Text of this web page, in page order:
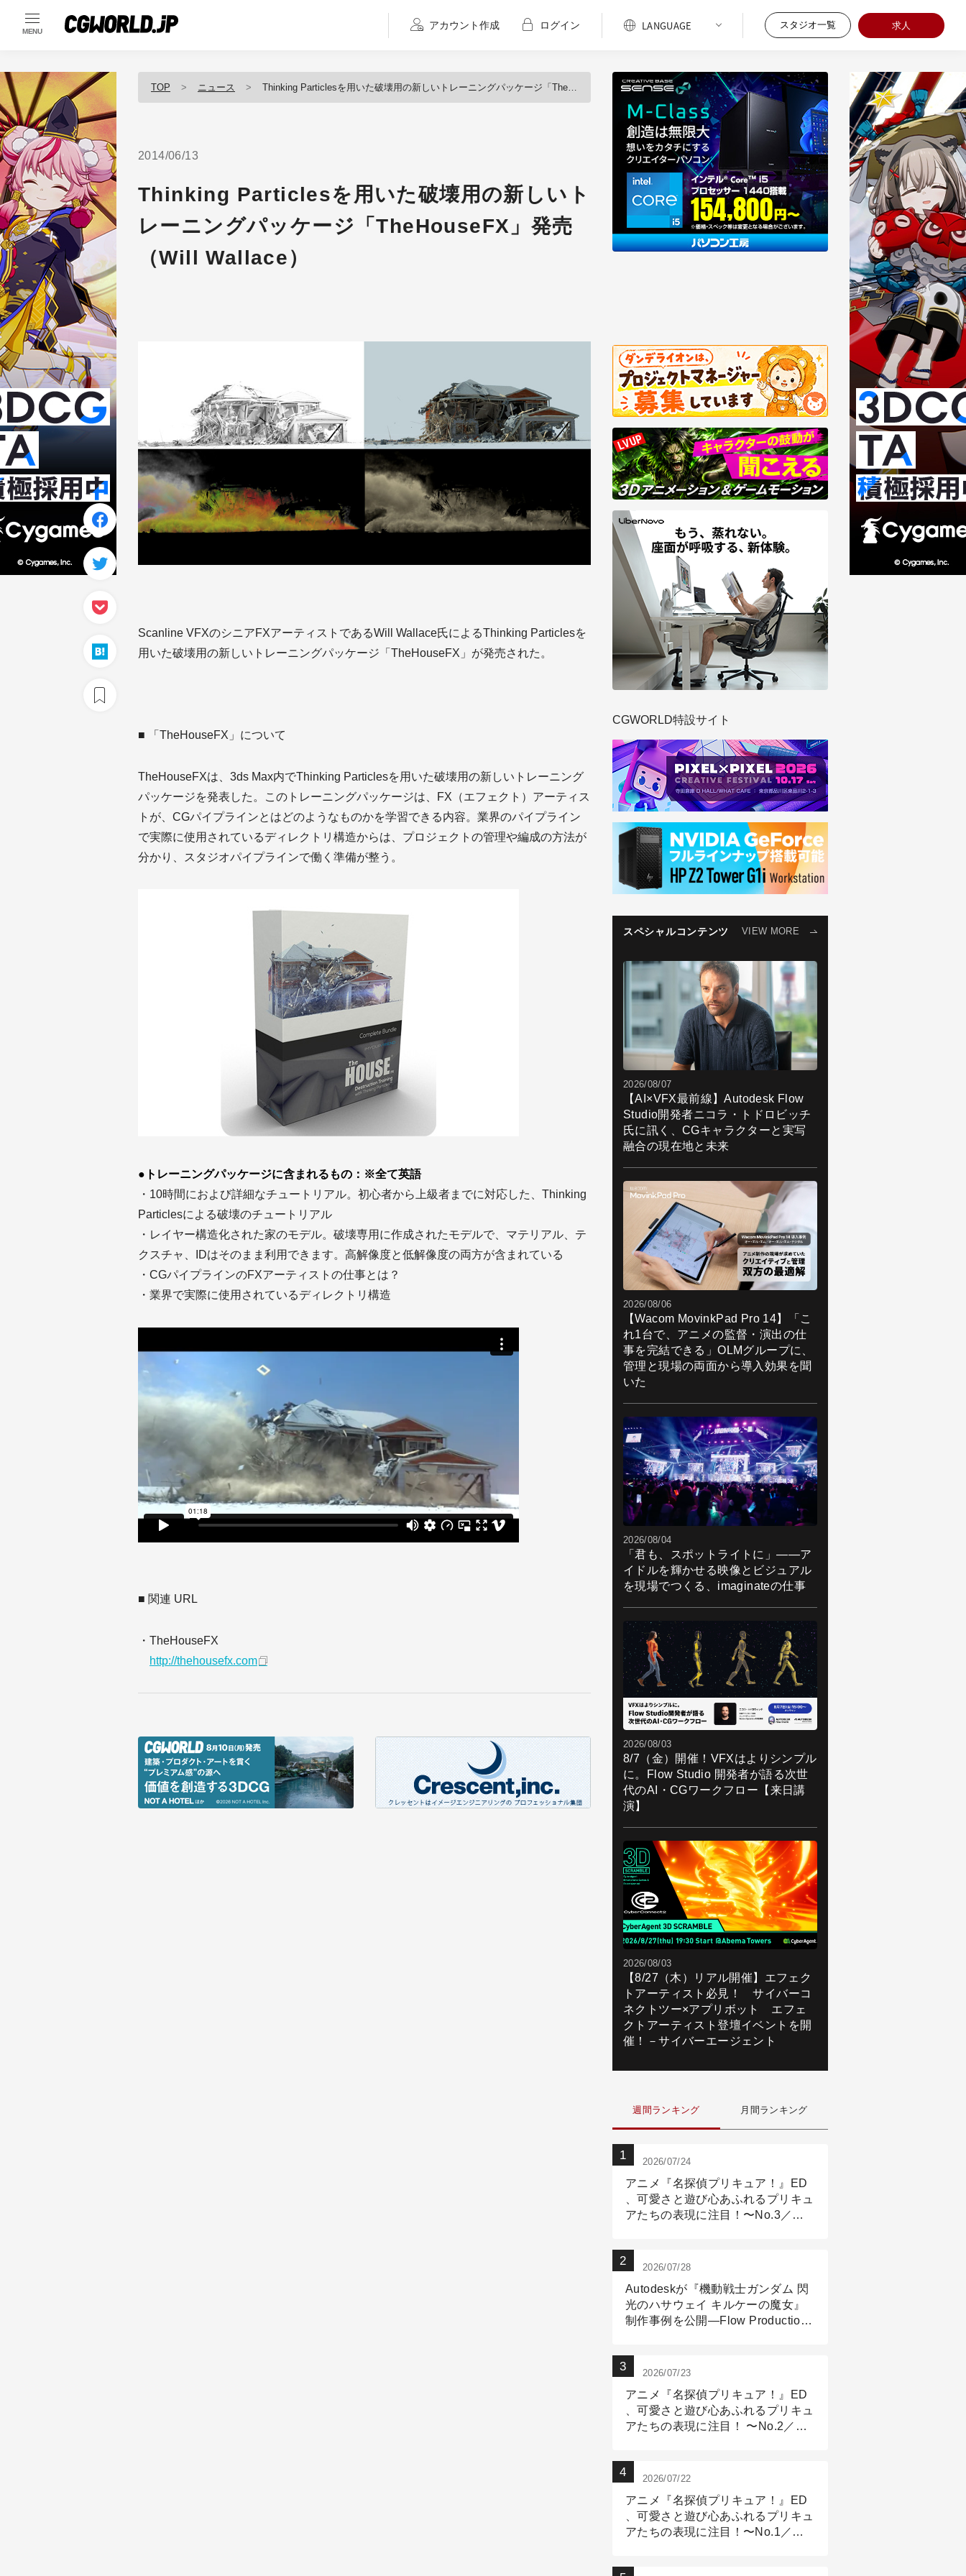
MENU
アカウント作成 ログイン スタジオ一覧 求人
TOP ニュース Thinking Particlesを用いた破壊用の新しいトレーニングパッケージ「TheHouseFX」発売（Will Wallace）
2014/06/13
Thinking Particlesを用いた破壊用の新しいト
レーニングパッケージ「TheHouseFX」発売
（Will Wallace）
Scanline VFXのシニアFXアーティストであるWill Wallace氏によるThinking Particlesを
用いた破壊用の新しいトレーニングパッケージ「TheHouseFX」が発売された。
■ 「TheHouseFX」について
TheHouseFXは、3ds Max内でThinking Particlesを用いた破壊用の新しいトレーニング
パッケージを発表した。このトレーニングパッケージは、FX（エフェクト）アーティス
トが、CGパイプラインとはどのようなものかを学習できる内容。業界のパイプライン
で実際に使用されているディレクトリ構造からは、プロジェクトの管理や編成の方法が
分かり、スタジオパイプラインで働く準備が整う。
●トレーニングパッケージに含まれるもの：※全て英語
・10時間におよび詳細なチュートリアル。初心者から上級者までに対応した、Thinking
Particlesによる破壊のチュートリアル
・レイヤー構造化された家のモデル。破壊専用に作成されたモデルで、マテリアル、テ
クスチャ、IDはそのまま利用できます。高解像度と低解像度の両方が含まれている
・CGパイプラインのFXアーティストの仕事とは？
・業界で実際に使用されているディレクトリ構造
■ 関連 URL
・TheHouseFX
http://thehousefx.com
CGWORLD特設サイト
スペシャルコンテンツ VIEW MORE
2026/08/07
【AI×VFX最前線】Autodesk Flow
Studio開発者ニコラ・トドロビッチ
氏に訊く、CGキャラクターと実写
融合の現在地と未来
2026/08/06
【Wacom MovinkPad Pro 14】「こ
れ1台で、アニメの監督・演出の仕
事を完結できる」OLMグループに、
管理と現場の両面から導入効果を聞
いた
2026/08/04
「君も、スポットライトに」――ア
イドルを輝かせる映像とビジュアル
を現場でつくる、imaginateの仕事
2026/08/03
8/7（金）開催！VFXはよりシンプル
に。Flow Studio 開発者が語る次世
代のAI・CGワークフロー【来日講
演】
2026/08/03
【8/27（木）リアル開催】エフェク
トアーティスト必見！ サイバーコ
ネクトツー×アプリボット エフェ
クトアーティスト登壇イベントを開
催！－サイバーエージェント
週間ランキング 月間ランキング
2026/07/24
アニメ『名探偵プリキュア！』ED
、可愛さと遊び心あふれるプリキュ
アたちの表現に注目！〜No.3／ア
2026/07/28
Autodeskが『機動戦士ガンダム 閃
光のハサウェイ キルケーの魔女』
制作事例を公開―Flow Production
2026/07/23
アニメ『名探偵プリキュア！』ED
、可愛さと遊び心あふれるプリキュ
アたちの表現に注目！ 〜No.2／モ
2026/07/22
アニメ『名探偵プリキュア！』ED
、可愛さと遊び心あふれるプリキュ
アたちの表現に注目！〜No.1／演